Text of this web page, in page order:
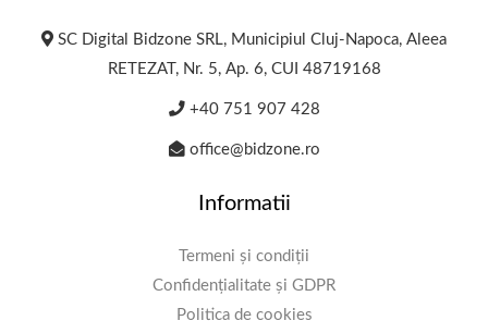
SC Digital Bidzone SRL, Municipiul Cluj-Napoca, Aleea
RETEZAT, Nr. 5, Ap. 6, CUI 48719168
+40 751 907 428
office@bidzone.ro
Informatii
Termeni și condiții
Confidențialitate și GDPR
Politica de cookies